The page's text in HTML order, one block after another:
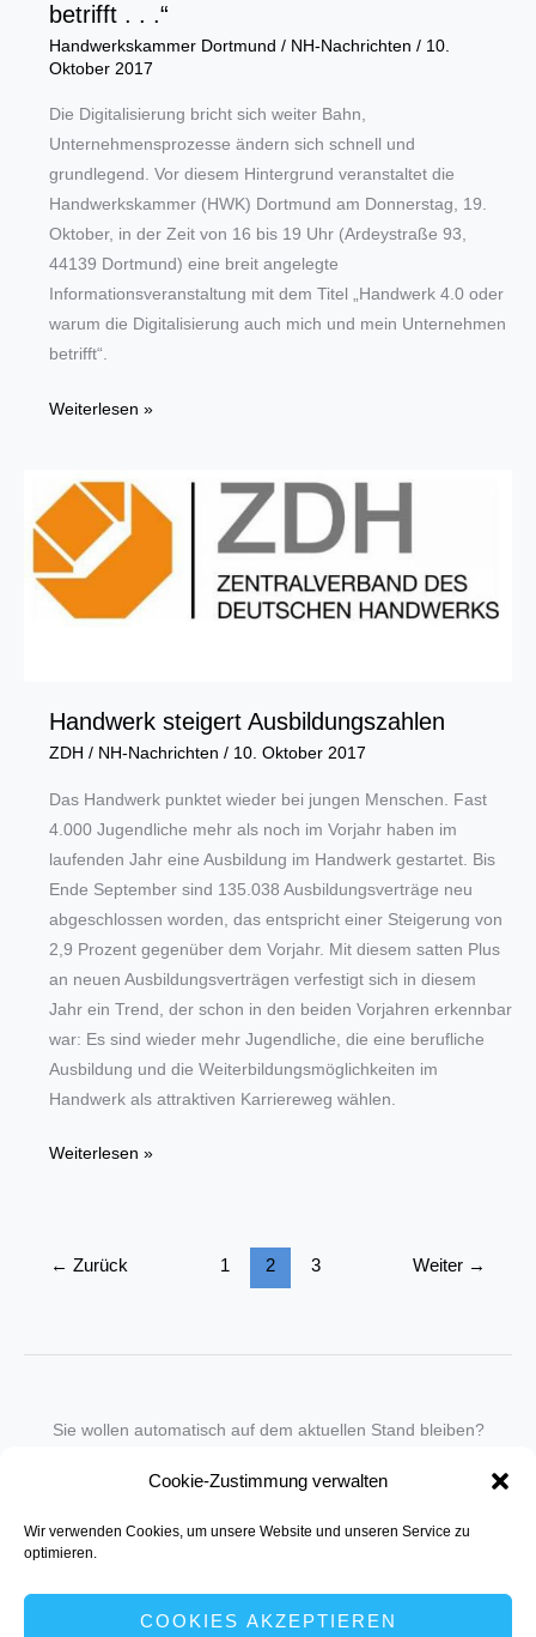
Cookie-Zustimmung verwalten
Wir verwenden Cookies, um unsere Website und unseren Service zu
optimieren.
COOKIES AKZEPTIEREN
betrifft . . .“
Handwerkskammer Dortmund / NH-Nachrichten / 10.
Oktober 2017
Die Digitalisierung bricht sich weiter Bahn,
Unternehmensprozesse ändern sich schnell und
grundlegend. Vor diesem Hintergrund veranstaltet die
Handwerkskammer (HWK) Dortmund am Donnerstag, 19.
Oktober, in der Zeit von 16 bis 19 Uhr (Ardeystraße 93,
44139 Dortmund) eine breit angelegte
Informationsveranstaltung mit dem Titel „Handwerk 4.0 oder
warum die Digitalisierung auch mich und mein Unternehmen
betrifft“.
„Warum
auch
betrifft
.
Weiterlesen »
Handwerk steigert Ausbildungszahlen
ZDH / NH-Nachrichten / 10. Oktober 2017
Das Handwerk punktet wieder bei jungen Menschen. Fast
4.000 Jugendliche mehr als noch im Vorjahr haben im
laufenden Jahr eine Ausbildung im Handwerk gestartet. Bis
Ende September sind 135.038 Ausbildungsverträge neu
abgeschlossen worden, das entspricht einer Steigerung von
2,9 Prozent gegenüber dem Vorjahr. Mit diesem satten Plus
an neuen Ausbildungsverträgen verfestigt sich in diesem
Jahr ein Trend, der schon in den beiden Vorjahren erkennbar
war: Es sind wieder mehr Jugendliche, die eine berufliche
Ausbildung und die Weiterbildungsmöglichkeiten im
Handwerk als attraktiven Karriereweg wählen.
Handwerk
Weiterlesen »
← Zurück 1 2 3 Weiter →
Sie wollen automatisch auf dem aktuellen Stand bleiben?
in unseren Newsletter-Service auf.
Senden Sie für ein Angebot einfach eine